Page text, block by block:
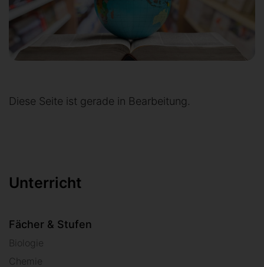
Diese Seite ist gerade in Bearbeitung.
Unterricht
Fächer & Stufen
Biologie
Chemie